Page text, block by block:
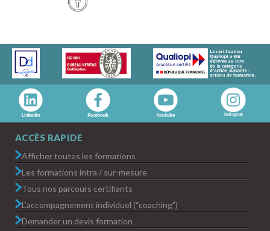
ACCÈS RAPIDE
Afficher toutes les formations
Les formations intra / sur-mesure
Tous nos parcours certifiants
L’accompagnement individuel (“coaching”)
Demander un devis formation